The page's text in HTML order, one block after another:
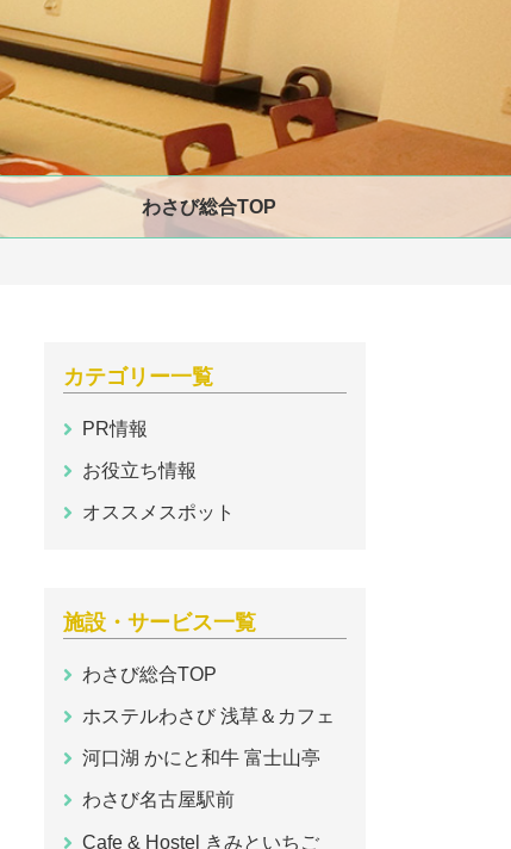
わさび総合TOP
カテゴリー一覧
PR情報
お役立ち情報
オススメスポット
施設・サービス一覧
わさび総合TOP
ホステルわさび 浅草＆カフェ
河口湖 かにと和牛 富士山亭
わさび名古屋駅前
Cafe & Hostel きみといちご